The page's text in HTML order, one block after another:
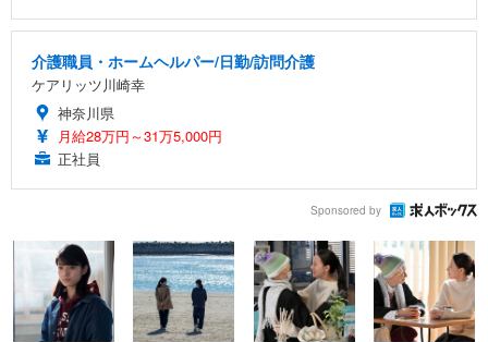
介護職員・ホームヘルパー/日勤/訪問介護
ケアリッツ川崎幸
神奈川県
月給28万円～31万5,000円
正社員
Sponsored by